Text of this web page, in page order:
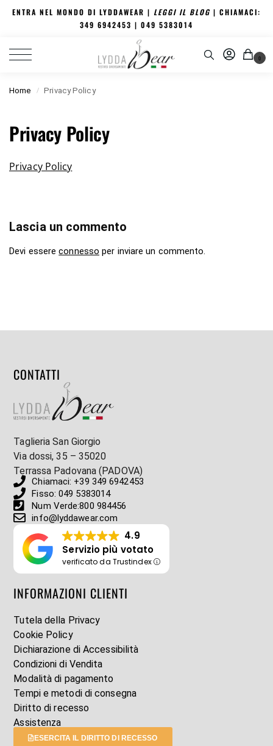
ENTRA NEL MONDO DI LYDDAWEAR | LEGGI IL BLOG | CHIAMACI:
349 6942453 | 049 5383014
0
Home / Privacy Policy
Privacy Policy
Privacy Policy
Lascia un commento
Devi essereconnesso per inviare un commento.
CONTATTI
Taglieria San Giorgio
Via dossi, 35 – 35020
Terrassa Padovana (PADOVA)
Chiamaci: +39 349 6942453
Fisso: 049 5383014
Num Verde:800 984456
info@lyddawear.com
4.9
Servizio più votato
verificato da Trustindex
INFORMAZIONI CLIENTI
Tutela della Privacy
Cookie Policy
Dichiarazione di Accessibilità
Condizioni di Vendita
Modalità di pagamento
Tempi e metodi di consegna
Diritto di recesso
Assistenza
ESERCITA IL DIRITTO DI RECESSO